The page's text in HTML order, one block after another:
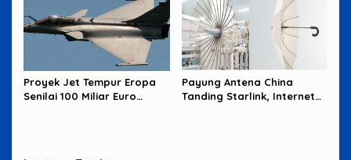
Proyek Jet Tempur Eropa
Senilai 100 Miliar Euro
Payung Antena China
Tanding Starlink, Internet